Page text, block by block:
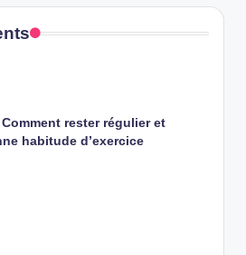
rester régulier et
habitude d’exercice